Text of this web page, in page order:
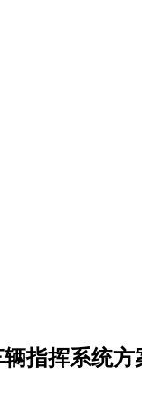
指挥系统方